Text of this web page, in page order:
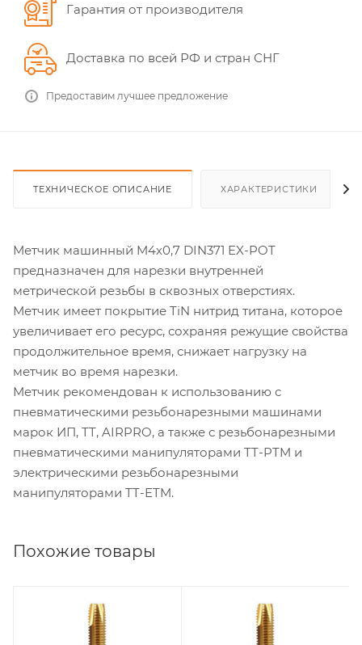
Гарантия от производителя
Доставка по всей РФ и стран СНГ
Предоставим лучшее предложение
ТЕХНИЧЕСКОЕ ОПИСАНИЕ ХАРАКТЕРИСТИКИ
Метчик машинный M4х0,7 DIN371 EX-POT
предназначен для нарезки внутренней
метрической резьбы в сквозных отверстиях.
Метчик имеет покрытие TiN нитрид титана, которое
увеличивает его ресурс, сохраняя режущие свойства
продолжительное время, снижает нагрузку на
метчик во время нарезки.
Метчик рекомендован к использованию с
пневматическими резьбонарезными машинами
марок ИП, TT, AIRPRO, а также с резьбонарезными
пневматическими манипуляторами TT-PTM и
электрическими резьбонарезными
манипуляторами TT-ETM.
Похожие товары
Длина режущей
Длина режущей